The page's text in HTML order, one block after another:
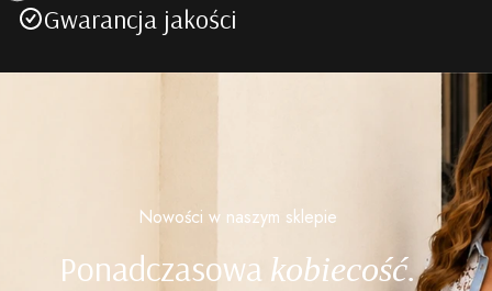
Gwarancja jakości
Nowości w naszym sklepie
Ponadczasowa kobiecość.